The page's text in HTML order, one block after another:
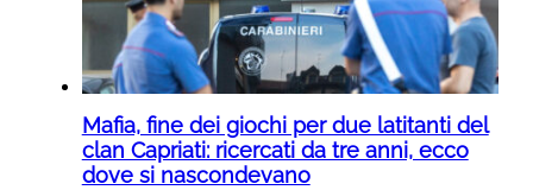
Mafia, fine dei giochi per due latitanti del
clan Capriati: ricercati da tre anni, ecco
dove si nascondevano